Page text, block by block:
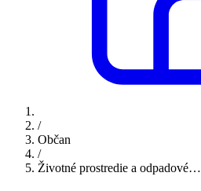
/
Občan
/
Životné prostredie a odpadové…